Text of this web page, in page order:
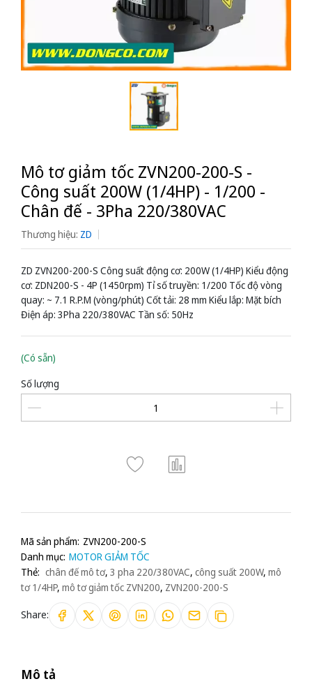
Mô tơ giảm tốc ZVN200-200-S -
Công suất 200W (1/4HP) - 1/200 -
Chân đế - 3Pha 220/380VAC
Thương hiệu: ZD
ZD ZVN200-200-S Công suất động cơ: 200W (1/4HP) Kiểu động
cơ: ZDN200-S - 4P (1450rpm) Tỉ số truyền: 1/200 Tốc độ vòng
quay: ~ 7.1 R.P.M (vòng/phút) Cốt tải: 28 mm Kiểu lắp: Mặt bích
Điện áp: 3Pha 220/380VAC Tần số: 50Hz
(Có sẵn)
Số lượng
Mã sản phẩm: ZVN200-200-S
Danh mục: MOTOR GIẢM TỐC
Thẻ: chân đế mô tơ, 3 pha 220/380VAC, công suất 200W, mô
tơ 1/4HP, mô tơ giảm tốc ZVN200, ZVN200-200-S
Share:
Mô tả